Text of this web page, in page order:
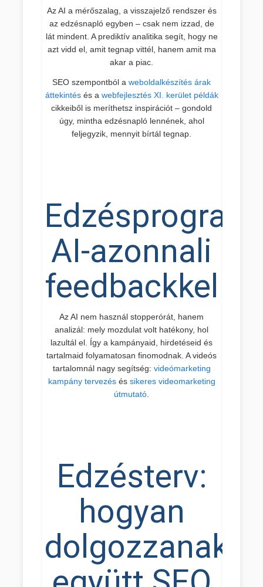
Az AI a mérőszalag, a visszajelző rendszer és
az edzésnapló egyben – csak nem izzad, de
lát mindent. A prediktív analitika segít, hogy ne
azt vidd el, amit tegnap vittél, hanem amit ma
akar a piac.
SEO szempontból a weboldalkészítés árak
áttekintésés a webfejlesztés XI. kerület példák
cikkeiből is meríthetsz inspirációt – gondold
úgy, mintha edzésnapló lennének, ahol
feljegyzik, mennyit bírtál tegnap.
Edzésprogram
AI-azonnali
feedbackkel
Az AI nem használ stopperórát, hanem
analizál: mely mozdulat volt hatékony, hol
lazultál el. Így a kampányaid, hirdetéseid és
tartalmaid folyamatosan finomodnak. A videós
tartalomnál nagy segítség: videómarketing
kampány tervezésés sikeres videomarketing
útmutató
Edzésterv:
hogyan
dolgozzanak